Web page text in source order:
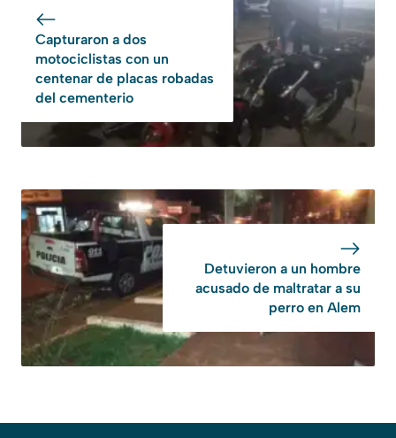
Capturaron a dos
motociclistas con un
centenar de placas robadas
del cementerio
Detuvieron a un hombre
acusado de maltratar a su
perro en Alem